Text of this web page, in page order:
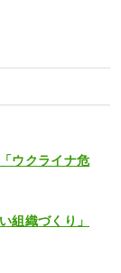
ウクライナ危
組織づくり」